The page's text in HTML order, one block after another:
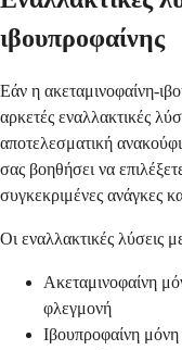
ιβουπροφαίνης
Εάν η ακεταμινοφαίνη-
αρκετές εναλλακτικές
αποτελεσματική
σας βοηθήσει να
συγκεκριμένες ανάγκες
Οι εναλλακτικές λύσεις
Ακεταμινοφαίνη
φλεγμονή
Ιβουπροφαίνη